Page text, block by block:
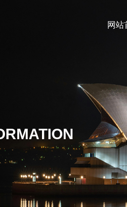
网站